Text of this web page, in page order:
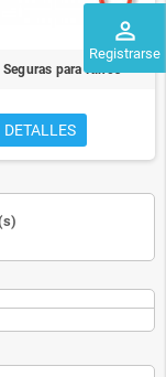
perm_identity
Registrarse
Seguras para Niños
DETALLES